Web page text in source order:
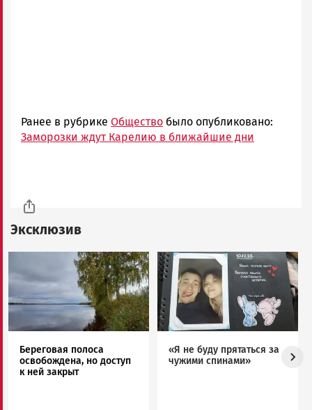
Ранее в рубрике Общество было опубликовано:
Заморозки ждут Карелию в ближайшие дни
Эксклюзив
Береговая полоса
освобождена, но доступ
к ней закрыт
Image
«Я не буду прятаться за
чужими спинами»